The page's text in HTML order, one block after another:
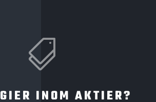

INOM AKTIER?